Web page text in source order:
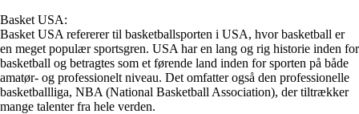
Basket USA:
Basket USA refererer til basketballsporten i USA, hvor basketball er
en meget populær sportsgren. USA har en lang og rig historie inden for
basketball og betragtes som et førende land inden for sporten på både
amatør- og professionelt niveau. Det omfatter også den professionelle
basketballliga, NBA (National Basketball Association), der tiltrækker
mange talenter fra hele verden.